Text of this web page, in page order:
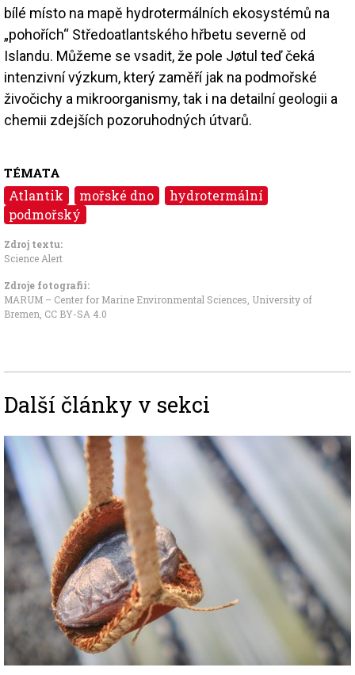
bílé místo na mapě hydrotermálních ekosystémů na
„pohořích“ Středoatlantského hřbetu severně od
Islandu. Můžeme se vsadit, že pole Jøtul teď čeká
intenzivní výzkum, který zaměří jak na podmořské
živočichy a mikroorganismy, tak i na detailní geologii a
chemii zdejších pozoruhodných útvarů.
TÉMATA
Atlantik mořské dno
hydrotermální
podmořský
Zdroj textu:
Science Alert
Zdroje fotografii:
MARUM – Center for Marine Environmental Sciences, University of
Bremen CC BY-SA 4.0
Další články v sekci
Image